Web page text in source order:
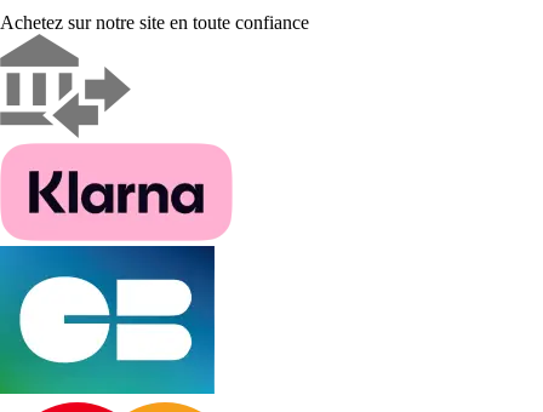
Achetez sur notre site en toute confiance